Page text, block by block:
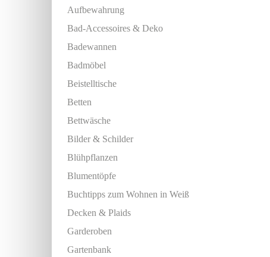
Aufbewahrung
Bad-Accessoires & Deko
Badewannen
Badmöbel
Beistelltische
Betten
Bettwäsche
Bilder & Schilder
Blühpflanzen
Blumentöpfe
Buchtipps zum Wohnen in Weiß
Decken & Plaids
Garderoben
Gartenbank